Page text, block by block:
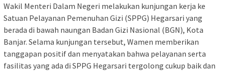
Wakil Menteri Dalam Negeri melakukan kunjungan kerja ke
Satuan Pelayanan Pemenuhan Gizi (SPPG) Hegarsari yang
berada di bawah naungan Badan Gizi Nasional (BGN), Kota
Banjar. Selama kunjungan tersebut, Wamen memberikan
tanggapan positif dan menyatakan bahwa pelayanan serta
fasilitas yang ada di SPPG Hegarsari tergolong cukup baik dan